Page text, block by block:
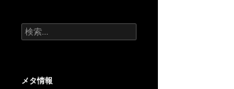
検
索:
メタ情報